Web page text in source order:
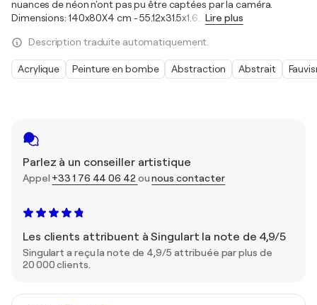
Parlez à un conseiller artistique
Appel +33 1 76 44 06 42 ounous contacter
Les clients attribuent à Singulart la note de 4,9/5
Singulart a reçu la note de 4,9/5 attribuée par plus de
20 000 clients.
nuances de néon n'ont pas pu être captées par la caméra.
Dimensions: 140x80X4 cm - 55.12x31.5x1.6
Lire plus
Description traduite automatiquement.
Acrylique Peinture en bombe Abstraction Abstrait